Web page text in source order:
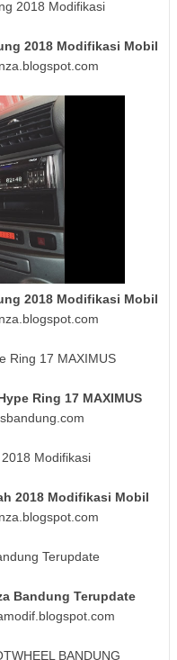
2018 Modifikasi Mobil
2018 Modifikasi Mobil
Ring 17 MAXIMUS
2018 Modifikasi Mobil
Bandung Terupdate